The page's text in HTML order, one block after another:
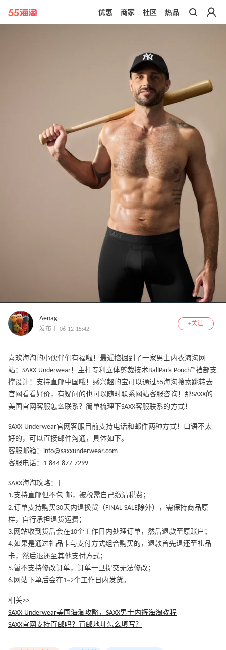
带你去官网买正品
优惠 商家 社区 热品
Aenag
发布于 06-12 15:42
+关注
喜欢海淘的小伙伴们有福啦！最近挖掘到了一家男士内衣海淘网
站：SAXX Underwear！主打专利立体剪裁技术BallPark Pouch™裆部支
撑设计！支持直邮中国哦！感兴趣的宝可以通过55海淘搜索跳转去
官网看看好价，有疑问的也可以随时联系网站客服咨询！那SAXX的
美国官网客服怎么联系？简单梳理下SAXX客服联系的方式！
SAXX Underwear官网客服目前支持电话和邮件两种方式！口语不太
好的，可以直接邮件沟通，具体如下。
客服邮箱：info@saxxunderwear.com
客服电话：1-844-877-7299
SAXX海淘攻略：|
1.支持直邮但不包-邮，被税需自己缴清税费；
2.订单支持购买30天内退换货（FINAL SALE除外），需保持商品原
样，自行承担退货运费；
3.网站收到货后会在10个工作日内处理订单，然后退款至原账户；
4.如果是通过礼品卡与支付方式组合购买的，退款首先退还至礼品
卡，然后退还至其他支付方式；
5.暂不支持修改订单，订单一旦提交无法修改；
6.网站下单后会在1~2个工作日内发货。
相关>>
SAXX Underwear美国海淘攻略，SAXX男士内裤海淘教程
SAXX官网支持直邮吗？直邮地址怎么填写？